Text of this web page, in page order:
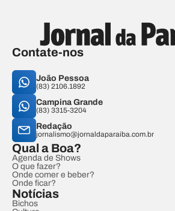
Contate-nos
João Pessoa
(83) 2106.1892
Campina Grande
(83) 3315-3204
Redação
jornalismo@jornaldaparaiba.com.br
Qual a Boa?
Agenda de Shows
O que fazer?
Onde comer e beber?
Onde ficar?
Notícias
Bichos